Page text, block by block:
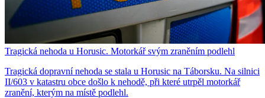
Tragická nehoda u Horusic. Motorkář svým zraněním podlehl
Tragická dopravní nehoda se stala u Horusic na Táborsku. Na silnici
II/603 v katastru obce došlo k nehodě, při které utrpěl motorkář
zranění, kterým na místě podlehl.